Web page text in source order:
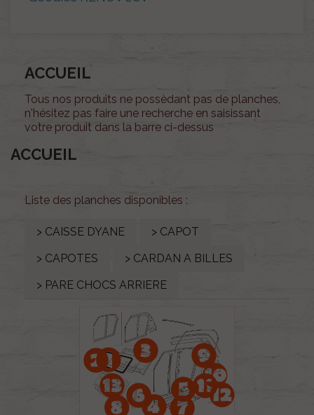
ACCUEIL
Tous nos produits ne possèdant pas de planches,
n'hésitez pas faire une recherche en saisissant
votre produit dans la barre ci-dessus
ACCUEIL
Liste des planches disponibles :
> CAISSE DYANE
> CAPOT
> CAPOTES
> CARDAN A BILLES
> PARE CHOCS ARRIERE